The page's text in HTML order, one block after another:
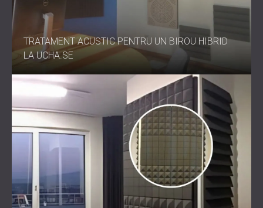
creați un spațiu mai liniștit și mai clar, care susține
concentrarea și performanța.
TRATAMENT ACUSTIC PENTRU UN BIROU HIBRID
LA UCHA.SE